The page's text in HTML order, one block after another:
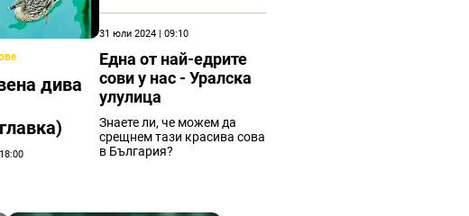
дива
31 юли 2024 | 09:10
Една от най-едрите
сови у нас - Уралска
улулица
Знаете ли, че можем да
срещнем тази красива сова
в България?